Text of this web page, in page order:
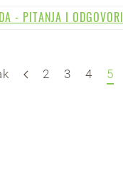
- PITANJA I ODGOVORI
2 3 4 5